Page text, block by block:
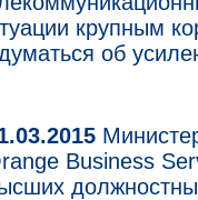
крупным
об
Business